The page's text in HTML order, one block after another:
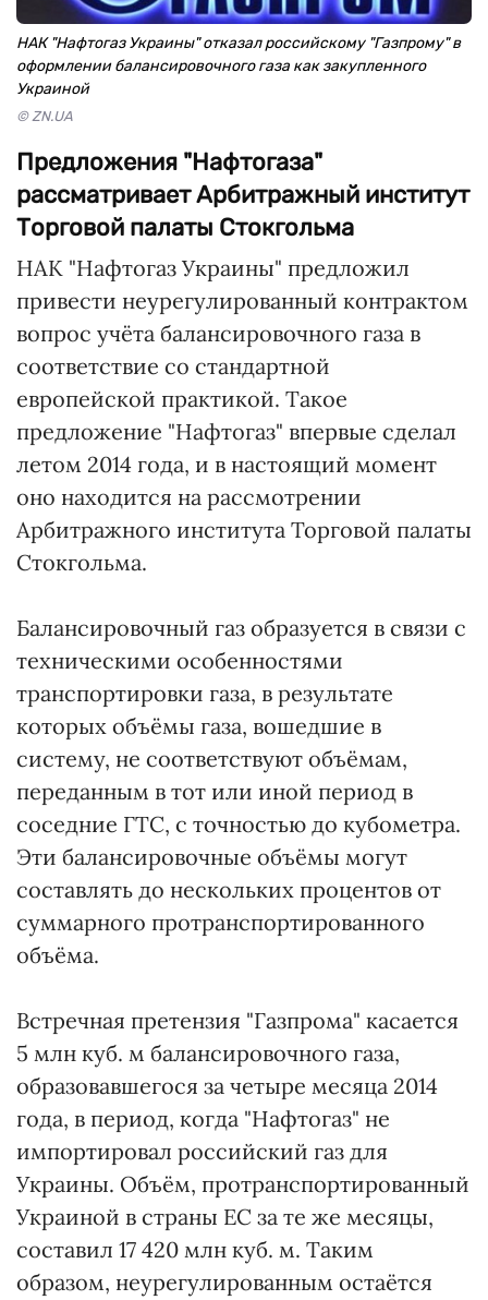
НАК "Нафтогаз Украины" отказал российскому "Газпрому" в
оформлении балансировочного газа как закупленного
Украиной
© ZN.UA
Предложения "Нафтогаза"
рассматривает Арбитражный институт
Торговой палаты Стокгольма
НАК "Нафтогаз Украины" предложил
привести неурегулированный контрактом
вопрос учёта балансировочного газа в
соответствие со стандартной
европейской практикой. Такое
предложение "Нафтогаз" впервые сделал
летом 2014 года, и в настоящий момент
оно находится на рассмотрении
Арбитражного института Торговой палаты
Стокгольма.
Балансировочный газ образуется в связи с
техническими особенностями
транспортировки газа, в результате
которых объёмы газа, вошедшие в
систему, не соответствуют объёмам,
переданным в тот или иной период в
соседние ГТС, с точностью до кубометра.
Эти балансировочные объёмы могут
составлять до нескольких процентов от
суммарного протранспортированного
объёма.
Встречная претензия "Газпрома" касается
5 млн куб. м балансировочного газа,
образовавшегося за четыре месяца 2014
года, в период, когда "Нафтогаз" не
импортировал российский газ для
Украины. Объём, протранспортированный
Украиной в страны ЕС за те же месяцы,
составил 17 420 млн куб. м. Таким
образом, неурегулированным остаётся